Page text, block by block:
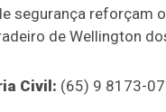
segurança reforçam
de Wellington
Civil: (65) 9 8173-